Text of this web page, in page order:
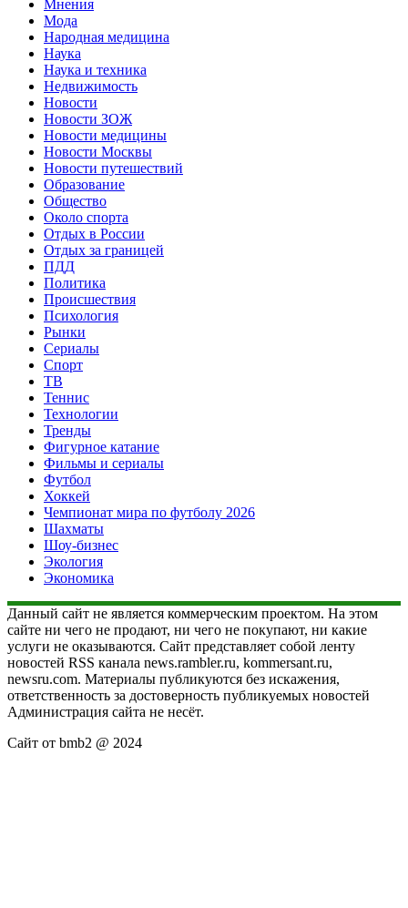
Мнения
Мода
Народная медицина
Наука
Наука и техника
Недвижимость
Новости
Новости ЗОЖ
Новости медицины
Новости Москвы
Новости путешествий
Образование
Общество
Около спорта
Отдых в России
Отдых за границей
ПДД
Политика
Происшествия
Психология
Рынки
Сериалы
Спорт
ТВ
Теннис
Технологии
Тренды
Фигурное катание
Фильмы и сериалы
Футбол
Хоккей
Чемпионат мира по футболу 2026
Шахматы
Шоу-бизнес
Экология
Экономика
Данный сайт не является коммерческим проектом. На этом
сайте ни чего не продают, ни чего не покупают, ни какие
услуги не оказываются. Сайт представляет собой ленту
новостей RSS канала news.rambler.ru, kommersant.ru,
newsru.com. Материалы публикуются без искажения,
ответственность за достоверность публикуемых новостей
Администрация сайта не несёт.
Сайт от bmb2 @ 2024